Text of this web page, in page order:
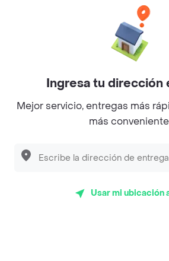
Google play
Categorías
Ingresa tu dirección
Mejor servicio, entregas más
más
Usar mi ubicación